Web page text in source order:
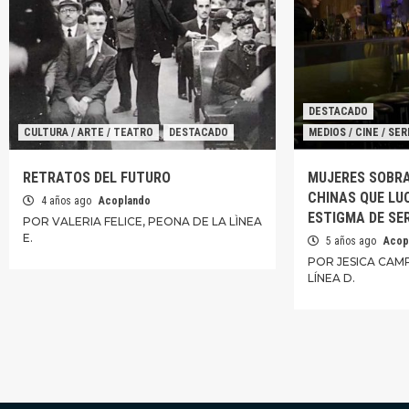
CULTURA / ARTE / TEATRO DESTACADO
RETRATOS DEL FUTURO
4 años ago Acoplando
POR VALERIA FELICE, PEONA DE LA LÌNEA
E.
DESTACADO
MEDIOS / CINE /
MUJERES
CHINAS QUE
ESTIGMA DE
5 años ago
POR JESICA
LÍNEA D.